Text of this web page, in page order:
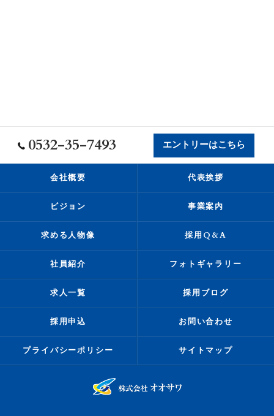
0532-35-7493 エントリーはこちら
会社概要 代表挨拶
ビジョン 事業案内
求める人物像 採用Q&A
社員紹介 フォトギャラリー
求人一覧 採用ブログ
採用申込 お問い合わせ
プライバシーポリシー サイトマップ